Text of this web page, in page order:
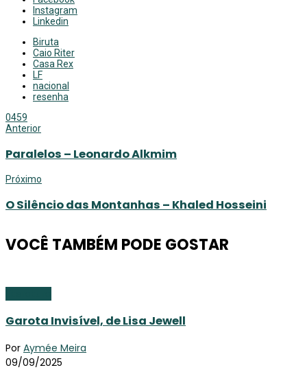
Instagram
Linkedin
Biruta
Caio Riter
Casa Rex
LF
nacional
resenha
0459
Anterior
Paralelos – Leonardo Alkmim
Próximo
O Silêncio das Montanhas – Khaled Hosseini
VOCÊ TAMBÉM PODE GOSTAR
Garota Invisível, de Lisa Jewell
Por Aymée Meira
09/09/2025